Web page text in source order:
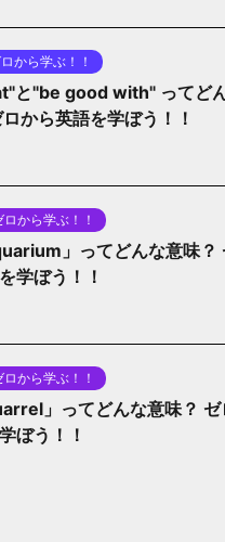
から学ぶ！！
と"be good with" ってど
から英語を学ぼう！！
ロから学ぶ！！
」ってどんな意味？
学ぼう！！
ロから学ぶ！！
」ってどんな意味？ ゼ
ぼう！！